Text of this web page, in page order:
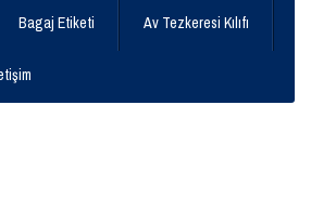
Bagaj Etiketi Av Tezkeresi Kılıfı